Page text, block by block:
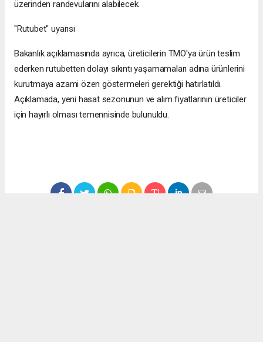
üzerinden randevularını alabilecek.
"Rutubet" uyarısı
Bakanlık açıklamasında ayrıca, üreticilerin TMO'ya ürün teslim
ederken rutubetten dolayı sıkıntı yaşamamaları adına ürünlerini
kurutmaya azami özen göstermeleri gerektiği hatırlatıldı.
Açıklamada, yeni hasat sezonunun ve alım fiyatlarının üreticiler
için hayırlı olması temennisinde bulunuldu.